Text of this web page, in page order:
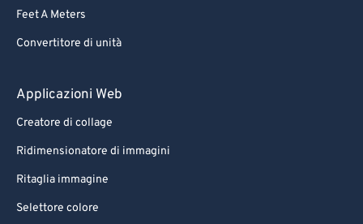
Feet A Meters
Convertitore di unità
Applicazioni Web
Creatore di collage
Ridimensionatore di immagini
Ritaglia immagine
Selettore colore